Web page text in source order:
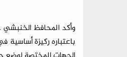
وأكد المحافظ الخنبشي
باعتباره ركيزة